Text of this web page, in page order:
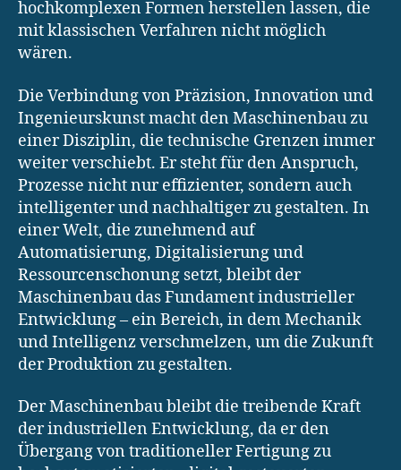
hochkomplexen Formen herstellen lassen, die
mit klassischen Verfahren nicht möglich
wären.
Die Verbindung von Präzision, Innovation und
Ingenieurskunst macht den Maschinenbau zu
einer Disziplin, die technische Grenzen immer
weiter verschiebt. Er steht für den Anspruch,
Prozesse nicht nur effizienter, sondern auch
intelligenter und nachhaltiger zu gestalten. In
einer Welt, die zunehmend auf
Automatisierung, Digitalisierung und
Ressourcenschonung setzt, bleibt der
Maschinenbau das Fundament industrieller
Entwicklung – ein Bereich, in dem Mechanik
und Intelligenz verschmelzen, um die Zukunft
der Produktion zu gestalten.
Der Maschinenbau bleibt die treibende Kraft
der industriellen Entwicklung, da er den
Übergang von traditioneller Fertigung zu